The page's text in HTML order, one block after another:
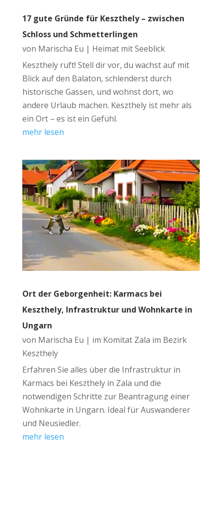
17 gute Gründe für Keszthely – zwischen
Schloss und Schmetterlingen
von Marischa Eu | Heimat mit Seeblick
Keszthely ruft! Stell dir vor, du wachst auf mit
Blick auf den Balaton, schlenderst durch
historische Gassen, und wohnst dort, wo
andere Urlaub machen. Keszthely ist mehr als
ein Ort – es ist ein Gefühl.
mehr lesen
Ort der Geborgenheit: Karmacs bei
Keszthely, Infrastruktur und Wohnkarte in
Ungarn
von Marischa Eu | im Komitat Zala im Bezirk
Keszthely
Erfahren Sie alles über die Infrastruktur in
Karmacs bei Keszthely in Zala und die
notwendigen Schritte zur Beantragung einer
Wohnkarte in Ungarn. Ideal für Auswanderer
und Neusiedler.
mehr lesen